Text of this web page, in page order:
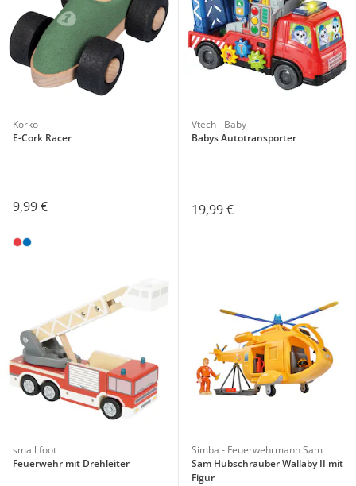
Korko
E-Cork Racer
9,99 €
Vtech - Baby
Babys Autotransporter
19,99 €
small foot
Feuerwehr mit Drehleiter
Simba - Feuerwehrmann Sam
Sam Hubschrauber Wallaby II mit
Figur